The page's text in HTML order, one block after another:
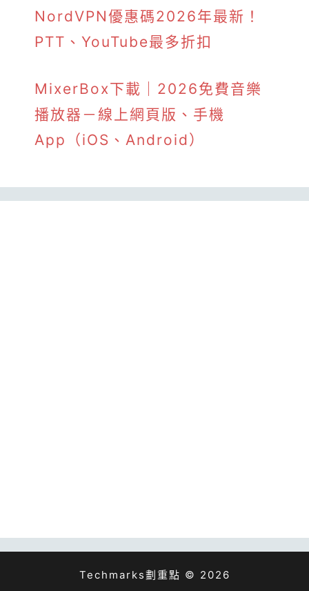
NordVPN優惠碼2026年最新！
PTT、YouTube最多折扣
MixerBox下載｜2026免費音樂
播放器－線上網頁版、手機
App（iOS、Android）
Techmarks劃重點 © 2026